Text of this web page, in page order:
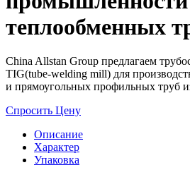
теплообменных
China Allstan Group предлагаем
TIG(tube-welding mill) для
и прямоугольных профильных труб
Спросить Цену
Описание
Характер
Упаковка